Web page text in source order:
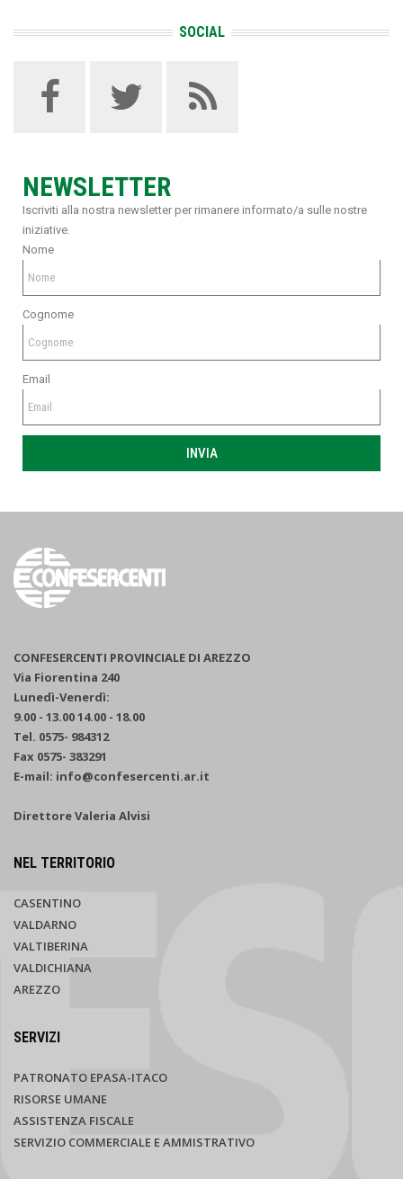
SOCIAL
NEWSLETTER
Iscriviti alla nostra newsletter per rimanere informato/a sulle nostre
iniziative.
Nome
Cognome
Email
INVIA
CONFESERCENTI PROVINCIALE DI AREZZO
Via Fiorentina 240
Lunedì-Venerdì:
9.00 - 13.00 14.00 - 18.00
Tel. 0575- 984312
Fax 0575- 383291
E-mail: info@confesercenti.ar.it
Direttore Valeria Alvisi
NEL TERRITORIO
CASENTINO
VALDARNO
VALTIBERINA
VALDICHIANA
AREZZO
SERVIZI
PATRONATO EPASA-ITACO
RISORSE UMANE
ASSISTENZA FISCALE
SERVIZIO COMMERCIALE E AMMISTRATIVO